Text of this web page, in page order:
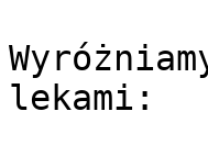
lekami: